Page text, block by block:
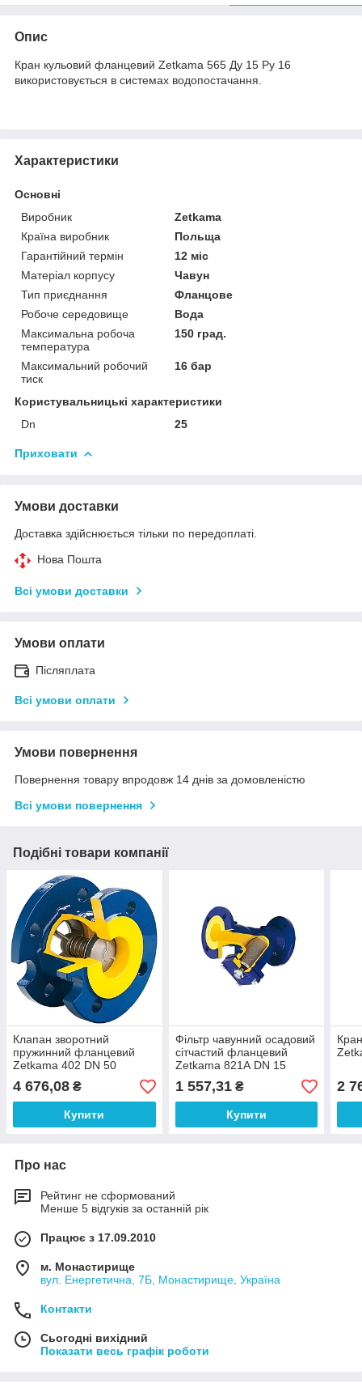
Опис
Кран кульовий фланцевий Zetkama 565 Ду 15 Ру 16
використовується в системах водопостачання.
Характеристики
Основні
Виробник
Zetkama
Країна виробник
Польща
Гарантійний термін
12 міс
Матеріал корпусу
Чавун
Тип приєднання
Фланцове
Робоче середовище
Вода
Максимальна робоча
температура
150 град.
Максимальний робочий
тиск
16 бар
Користувальницькі характеристики
Dn
25
Приховати
Умови доставки
Доставка здійснюється тільки по передоплаті.
Нова Пошта
Всі умови доставки
Умови оплати
Післяплата
Всі умови оплати
Умови повернення
Повернення товару впродовж 14 днів за домовленістю
Всі умови повернення
Подібні товари компанії
Клапан зворотний
пружинний фланцевий
Zetkama 402 DN 50
4 676,08 ₴
Купити
Фільтр чавунний осадовий
сітчастий фланцевий
Zetkama 821А DN 15
1 557,31₴
Купити
2
Про нас
Рейтинг не сформований
Менше 5 відгуків за останній рік
Працює з 17.09.2010
м. Монастирище
вул. Енергетична, 7Б, Монастирище, Україна
Контакти
Сьогодні вихідний
Показати весь графік роботи